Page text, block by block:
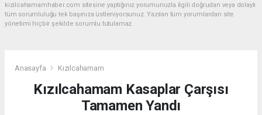
kizilcahamamhaber.com sitesine yaptığınız yorumunuzla ilgili doğrudan veya dolaylı
tüm sorumluluğu tek başınıza üstleniyorsunuz. Yazılan tüm yorumlardan site
yönetimi hiçbir şekilde sorumlu tutulamaz.
Anasayfa Kızılcahamam
Kızılcahamam Kasaplar Çarşısı
Tamamen Yandı